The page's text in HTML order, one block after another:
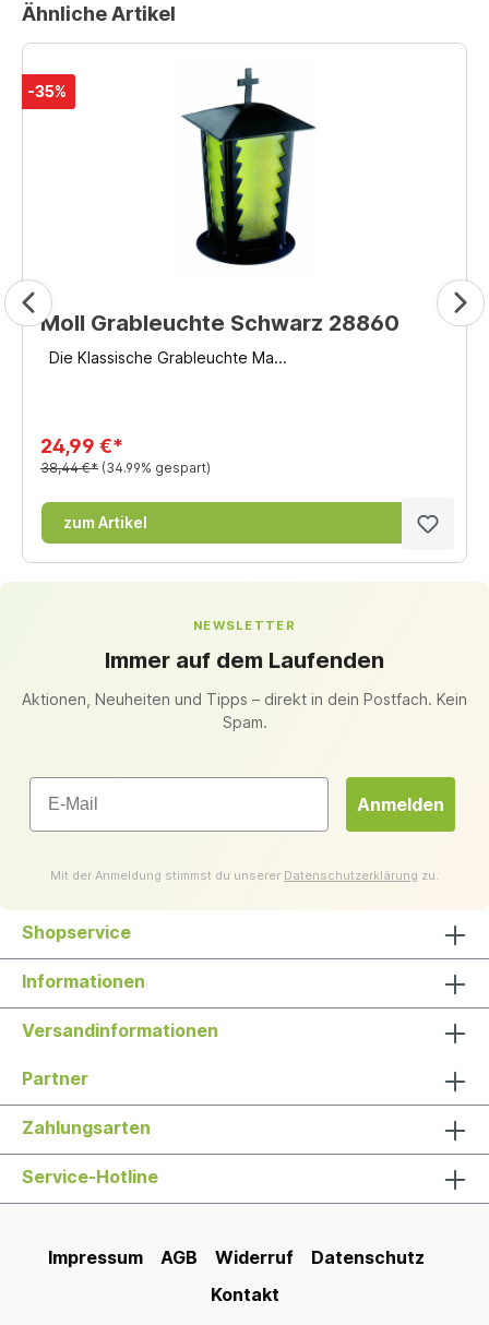
Ähnliche Artikel
-35%
Moll Grableuchte Schwarz 28860
Die Klassische Grableuchte Ma...
24,99 €*
38,44 €* (34.99% gespart)
zum Artikel
NEWSLETTER
Immer auf dem Laufenden
Aktionen, Neuheiten und Tipps – direkt in dein Postfach. Kein
Spam.
Email
Anmelden
Mit der Anmeldung stimmst du unserer Datenschutzerklärung zu.
Shopservice
Informationen
Versandinformationen
Partner
Zahlungsarten
Service-Hotline
Impressum AGB Widerruf
Datenschutz
Kontakt